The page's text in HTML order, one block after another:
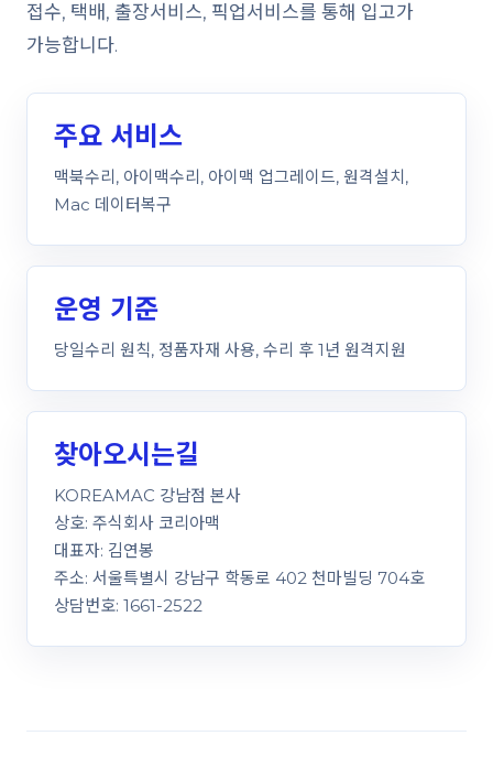
접수, 택배, 출장서비스, 픽업서비스를 통해 입고가
가능합니다.
주요 서비스
맥북수리, 아이맥수리, 아이맥 업그레이드, 원격설치,
Mac 데이터복구
운영 기준
당일수리 원칙, 정품자재 사용, 수리 후 1년 원격지원
찾아오시는길
KOREAMAC 강남점 본사
상호: 주식회사 코리아맥
대표자: 김연봉
주소: 서울특별시 강남구 학동로 402 천마빌딩 704호
상담번호: 1661-2522